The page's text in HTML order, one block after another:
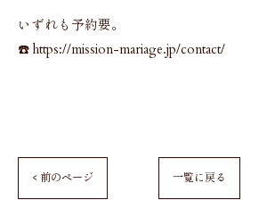
いずれも予約要。
☎️ https://mission-mariage.jp/contact/
< 前のページ 一覧に戻る